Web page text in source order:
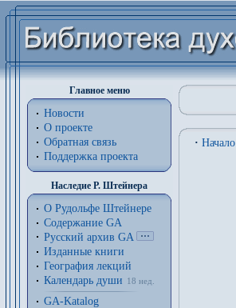
Главное меню
Новости
О проекте
Обратная связь
Поддержка проекта
Наследие Р. Штейнера
О Рудольфе Штейнере
Содержание GA
Русский архив GA
Изданные книги
География лекций
Календарь души
18 нед.
GA-Katalog
· Начало